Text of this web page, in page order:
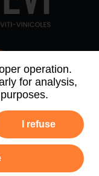
operation.
for analysis,
I refuse
PARTNERS
GTC